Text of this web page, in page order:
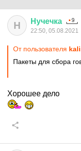
Н Нучечка
22:50, 05.08.2021
От пользователя
Пакеты для сбора
Хорошее дело